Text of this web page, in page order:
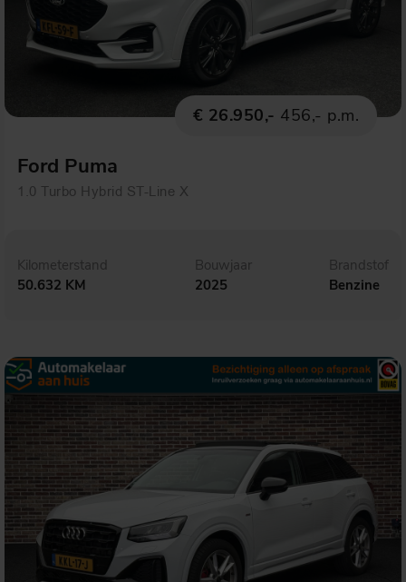
€ 26.950,- 456,- p.m.
Ford Puma
1.0 Turbo Hybrid ST-Line X
Kilometerstand
50.632 KM
Bouwjaar
2025
Brandstof
Benzine